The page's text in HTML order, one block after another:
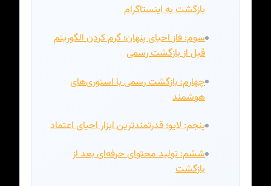
بازگشت به اینستاگرام
سوم: فاز احیای پنهان؛ گرم کردن الگوریتم
قبل از بازگشت رسمی
چهارم: بازگشت رسمی با استوری‌های
هوشمند
پنجم: لایو؛ قدرتمندترین ابزار احیای اعتماد
ششم: تولید محتوای حرفه‌ای بعد از
بازگشت